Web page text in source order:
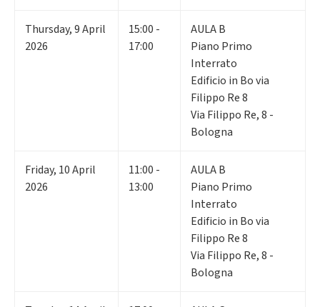
Thursday,9April
2026
15:00 -
17:00
AULA B
Piano Primo
Interrato
Edificio in Bo via
Filippo Re 8
Via Filippo Re, 8 -
Bologna
Friday, 10April
2026
11:00 -
13:00
AULA B
Piano Primo
Interrato
Edificio in Bo via
Filippo Re 8
Via Filippo Re, 8 -
Bologna